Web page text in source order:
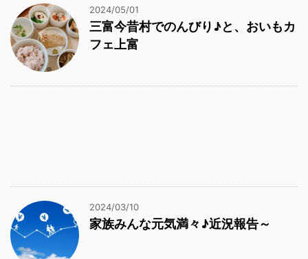
2024/05/01
三富今昔村でのんびり♪と、おいもカ
フェ上富
2024/03/10
家族みんな元気満々♪近況報告～